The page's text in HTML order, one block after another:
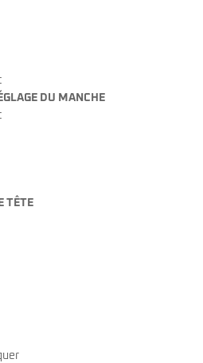
DU MANCHE
TÊTE